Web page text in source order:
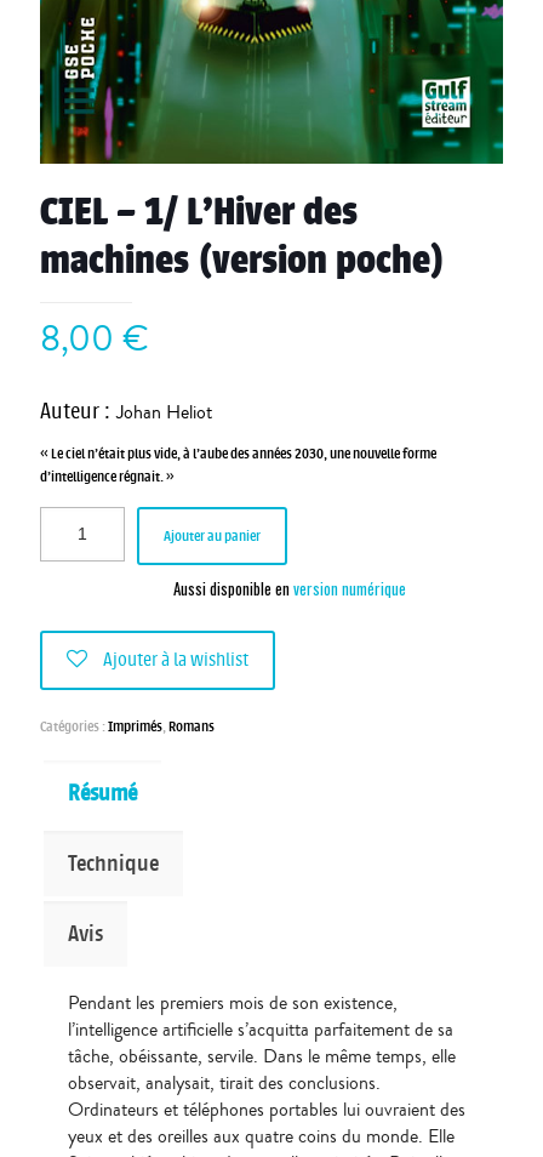
CIEL – 1/ L’Hiver des
machines (version poche)
8,00 €
Auteur : Johan Heliot
« Le ciel n’était plus vide, à l’aube des années 2030, une nouvelle forme
d’intelligence régnait. »
Ajouter au panier
Aussi disponible enversion numérique
Ajouter à la wishlist
Catégories :Imprimés,Romans
Résumé
Technique
Avis
Pendant les premiers mois de son existence,
l’intelligence artificielle s’acquitta parfaitement de sa
tâche, obéissante, servile. Dans le même temps, elle
observait, analysait, tirait des conclusions.
Ordinateurs et téléphones portables lui ouvraient des
yeux et des oreilles aux quatre coins du monde. Elle